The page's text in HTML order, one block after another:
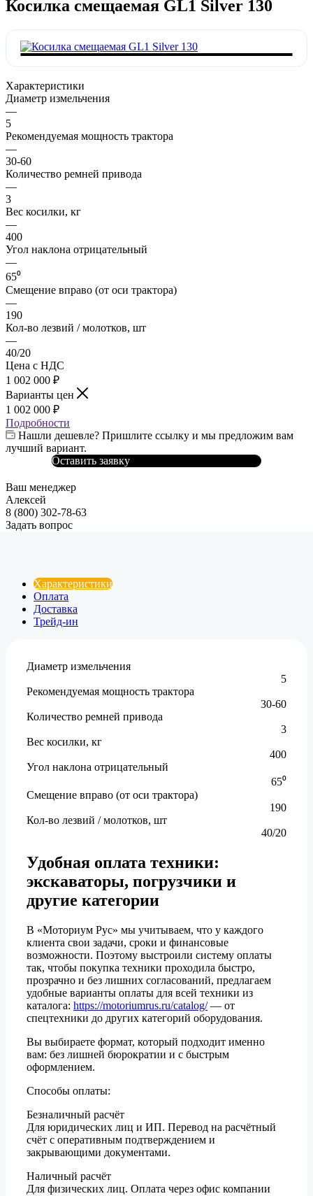
Косилка смещаемая GL1 Silver 130
Характеристики
Диаметр измельчения
—
5
Рекомендуемая мощность трактора
—
30-60
Количество ремней привода
—
3
Вес косилки, кг
—
400
Угол наклона отрицательный
—
65⁰
Смещение вправо (от оси трактора)
—
190
Кол-во лезвий / молотков, шт
—
40/20
Цена с НДС
1 002 000 ₽
Варианты цен
1 002 000 ₽
Подробности
Нашли дешевле? Пришлите ссылку и мы предложим вам
лучший вариант.
Оставить заявку
Ваш менеджер
Алексей
8 (800) 302-78-63
Задать вопрос
Характеристики
Оплата
Доставка
Трейд-ин
Диаметр измельчения
5
Рекомендуемая мощность трактора
30-60
Количество ремней привода
3
Вес косилки, кг
400
Угол наклона отрицательный
65⁰
Смещение вправо (от оси трактора)
190
Кол-во лезвий / молотков, шт
40/20
Удобная оплата техники:
экскаваторы, погрузчики и
другие категории
В «Моториум Рус» мы учитываем, что у каждого
клиента свои задачи, сроки и финансовые
возможности. Поэтому выстроили систему оплаты
так, чтобы покупка техники проходила быстро,
прозрачно и без лишних согласований, предлагаем
удобные варианты оплаты для всей техники из
каталога: https://motoriumrus.ru/catalog/— от
спецтехники до других категорий оборудования.
Вы выбираете формат, который подходит именно
вам: без лишней бюрократии и с быстрым
оформлением.
Способы оплаты:
Безналичный расчёт
Для юридических лиц и ИП. Перевод на расчётный
счёт с оперативным подтверждением и
закрывающими документами.
Наличный расчёт
Для физических лиц. Оплата через офис компании